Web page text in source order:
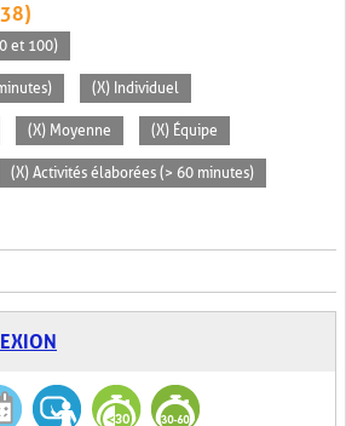
et 100)
(X) Individuel
(X) Moyenne (X) Équipe
(X) Activités élaborées (> 60 minutes)